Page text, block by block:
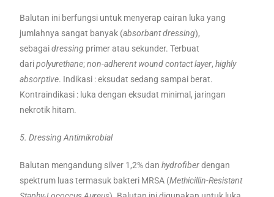
Balutan ini berfungsi untuk menyerap cairan luka yang
jumlahnya sangat banyak (absorbant dressing),
sebagaidressing primer atau sekunder. Terbuat
daripolyurethane;non-adherent wound contact layer,highly
absorptive. Indikasi : eksudat sedang sampai berat.
Kontraindikasi : luka dengan eksudat minimal, jaringan
nekrotik hitam.
5. Dressing Antimikrobial
Balutan mengandung silver 1,2% danhydrofiberdengan
spektrum luas termasuk bakteri MRSA (Methicillin-Resistant